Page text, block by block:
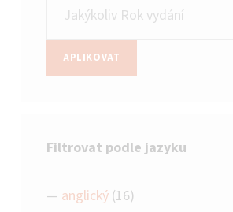
APLIKOVAT
Filtrovat podle jazyku
anglický (16)